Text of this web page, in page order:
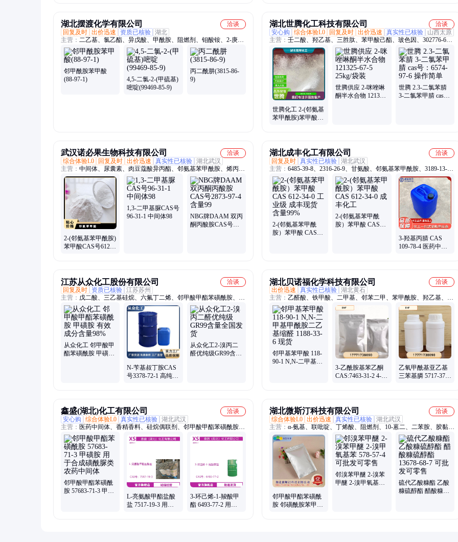
湖北摆渡化学有限公司
洽谈
回复及时 出价迅速 资质已核验 湖北
主营： 二乙基、氯乙酯、异戊酸、甲酰胺、阻燃剂、钼酸铵、2-庚醇
(、赤松素、甲酚钛、檀香醇、甲硫基、甲醇钙、氮化镨、氮化镱、
氰酸银、氮化镝、磷酸铵、油酸钠、丙酸铵、氮化锗、植物醇、降莰
烷、乙烯醇、尼海屈、隐花青
邻甲酰胺苯甲酸
(88-97-1)
4,5-二氯-2-(甲硫基)
嘧啶(99469-85-9)
丙二酰肼(3815-86-
9)
湖北世腾化工科技有限公司
洽谈
安心购
综合体验L0 回复及时 出价迅速 真实性已核验
山西太原
主营： 壬二酸、羟乙基、三胜肽、苯甲酸己酯、玻色因、302776-68-
7、依克多因、抗坏血酸、谷胱甘肽、葡糖基芦丁、紫外吸收剂、辛
氧基甘油、生物素三肽、乙酰基四肽、棕榈酰三肽、肉豆蔻酰五肽、
植物油脂肪酸、氨基羟苯甲酰、紫外线吸收剂、维生素c乙基醚、二
氢燕麦生物碱、苯乙基间苯二酚、水杨酸乙基己酯、乙基己基三嗪酮
世腾化工 2-(邻氨基
苯甲酰胺)苯甲酸
世腾供应 2-咪唑啉
酮半水合物 121325-
世腾 2.3-二氯苯腈
3-二氯苯甲腈 cas
武汉诺必果生物科技有限公司
洽谈
综合体验L0
回复及时 出价迅速 真实性已核验 湖北武汉
主营： 中间体、尿囊素、肉豆蔻酸异丙酯、邻氨基苯甲酰胺、烯丙基
羟乙基醚、苄基三乙基氯化铵、马来酸、乙酰苯肼、椰油基三甲基氯
化铵
2-(邻氨基苯甲酰胺)
苯甲酸CAS号612-
1,3-二甲基脲CAS号
96-31-1 中间体98
NBG牌DAAM 双丙
酮丙酸胺CAS号
湖北成丰化工有限公司
洽谈
回复及时 真实性已核验 湖北武汉
主营： 6485-39-8、2316-26-9、甘氨酸、邻氨基苯甲酰胺、3189-13-
7、4368-51-8、阻燃剂、红曲黄、1079-66-9、2920-38-9、3087-36-3、
9012-76-4、127-47-9a、硫酸锰、4861-19-2、1313-96-8、3687-46-5、
7659-86-1、7681-52-9、3458-28-4、吐温t20、牛磺酸、灭火剂、肉桂
醇、1189-71-5、布龙酸
2-(邻氨基苯甲酰
胺）苯甲酸 CAS
2-(邻氨基苯甲酰
胺）苯甲酸 CAS
3-羟基丙腈 CAS
109-78-4 医药中间
江苏从众化工股份有限公司
洽谈
回复及时
资质已核验 江苏苏州
主营： 戊二酸、三乙基硅烷、六氟丁二烯、邻甲酸甲酯苯磺酰胺、4-
二溴丁烷、n-二甲基苯胺
从众化工 邻甲酸甲
酯苯磺酰胺 甲磺胺
N-苄基叔丁胺CAS
号3378-72-1 高纯度
从众化工2-溴丙二
醛优纯级GR99含量
湖北贝诺福化学科技有限公司
洽谈
出价迅速
真实性已核验 湖北黄石
主营： 乙醛酸、铁甲酸、二甲基、邻苯二甲、苯甲酰胺、羟乙基、草
酰胺、3-氯丙炔、溴氯海因、3-氯水扬酸、磷酸三甲酯、2-羟基喹喔
啉、2-苯并唑啉酮、对羟基苯海因、3-环戊二羧酸、6-二氯异烟酸、
2-氨基-5-氯苯酚
邻甲基苯甲酸 118-
90-1 N,N-二甲基甲
3-乙酰胺基苯乙酮
CAS:7463-31-2 4-
乙氧甲酰基亚乙基
三苯基膦 5717-37-3
鑫盛(湖北)化工有限公司
洽谈
安心购
综合体验L0 真实性已核验 湖北武汉
主营： 医药中间体、香精香料、硅烷偶联剂、邻甲酸甲酯苯磺酰胺、
氧化石蜡皂、苯乙烯磷酸、苯甲羟肟酸、H205、阻聚剂706、阻聚剂
701、萤石矿捕收剂、白钨矿捕收剂、稀土矿捕收剂、氧化锑矿捕收
剂、活化剂
邻甲酸甲酯苯磺酰
胺 57683-71-3 甲磺
L-亮氨酸甲酯盐酸
盐 7517-19-3 用于
3-环己烯-1-羧酸甲
酯 6493-77-2 用于
湖北微斯汀科技有限公司
洽谈
综合体验L0 出价迅速 真实性已核验 湖北武汉
主营： α-氨基、联吡啶、丁烯酸、阻燃剂、10-蒽二、二苯胺、胶黏
剂、氨基芴、二苯胍、十八酸、乙二酸、肉桂醇、王浆酸、异丁酮、
溴化鏻、乙氧基、豆甾醇、碘乙烷、二乙醇、氟苯基、稀释剂、羟乙
基、3382-63-6、氯甲酚、桂皮醇
邻甲酸甲酯苯磺酰
胺 邻磺酰胺苯甲酸
邻溴苯甲醚 2-溴苯
甲醚 2-溴甲氧基苯
硫代乙酸糠酯 乙酸
糠硫醇酯 醋酸糠硫